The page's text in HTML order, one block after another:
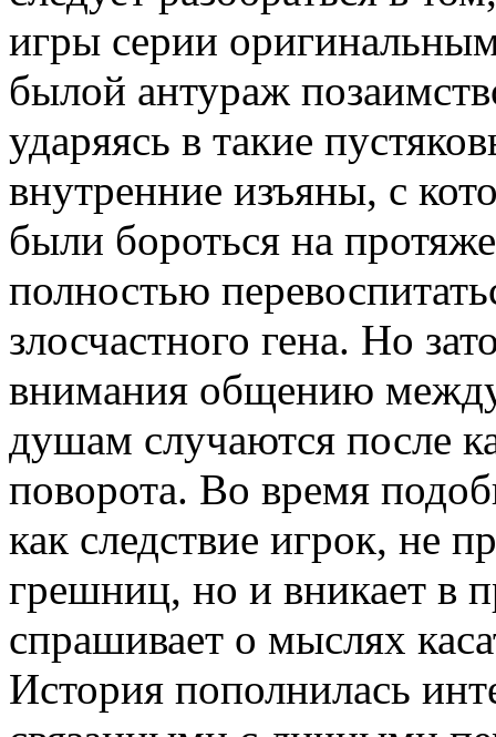
игры серии
былой антураж
ударяясь в такие
внутренние изъяны, с
были бороться на
полностью
злосчастного гена. Но
внимания общению
душам случаются после
поворота. Во время
как следствие игрок, не
грешниц, но и вникает в
спрашивает о мыслях
История пополнилась